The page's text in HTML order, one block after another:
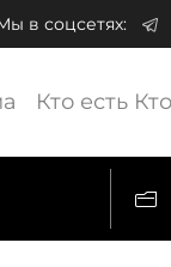
в соцсетях:
Кто есть Кто